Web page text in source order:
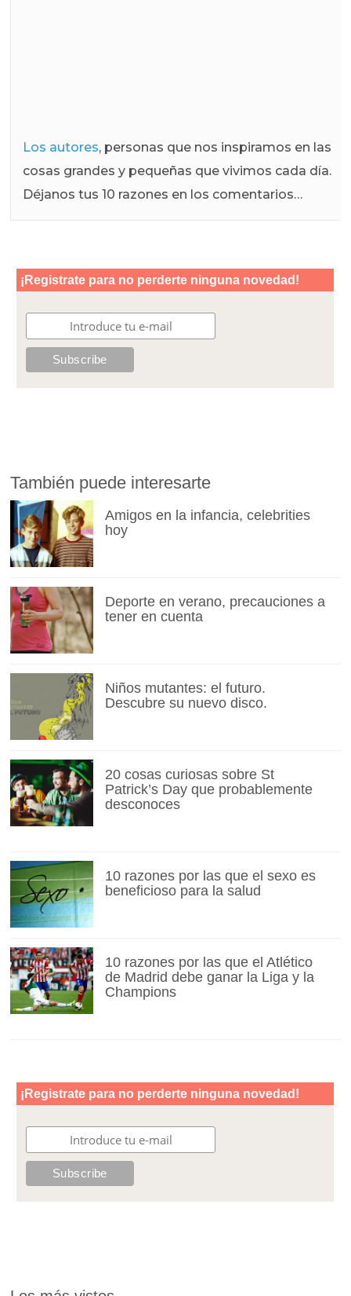
Los autores, personas que nos inspiramos en las
cosas grandes y pequeñas que vivimos cada día.
Déjanos tus 10 razones en los comentarios…
También puede interesarte
Amigos en la infancia, celebrities
hoy
Deporte en verano, precauciones a
tener en cuenta
Niños mutantes: el futuro.
Descubre su nuevo disco.
20 cosas curiosas sobre St
Patrick’s Day que probablemente
desconoces
10 razones por las que el sexo es
beneficioso para la salud
10 razones por las que el Atlético
de Madrid debe ganar la Liga y la
Champions